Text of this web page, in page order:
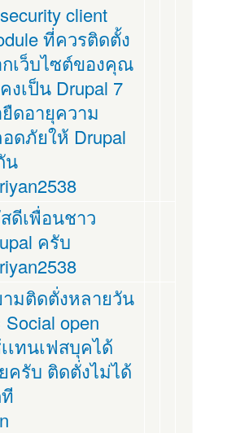
client
ที่ควรติดตั้ง
เว็บไซต์ของคุณ
งเป็น Drupal 7
ดอายุความ
ดภัยให้ Drupal
น
ดีเพื่อนชาว
ครับ
มติดตั่งหลายวัน
Social open
เทนเฟสบุคได้
ครับ ติดตั่งไม่ได้